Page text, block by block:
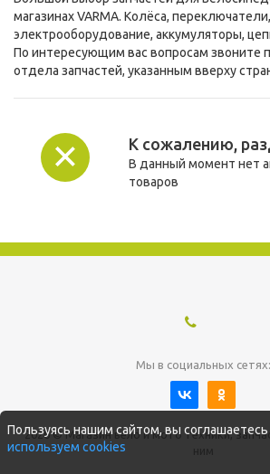
магазинах VARMA. Колёса,
электрооборудование, аккумуляторы,
По интересующим вас вопросам звоните
отдела запчастей, указанным вверху
К сожалению,
В данный момент нет
товаров
Мы в социальных сетях:
2026 © Магазин вело и мото техники,
Пользуясь нашим сайтом, вы соглашаетесь
используем cookies